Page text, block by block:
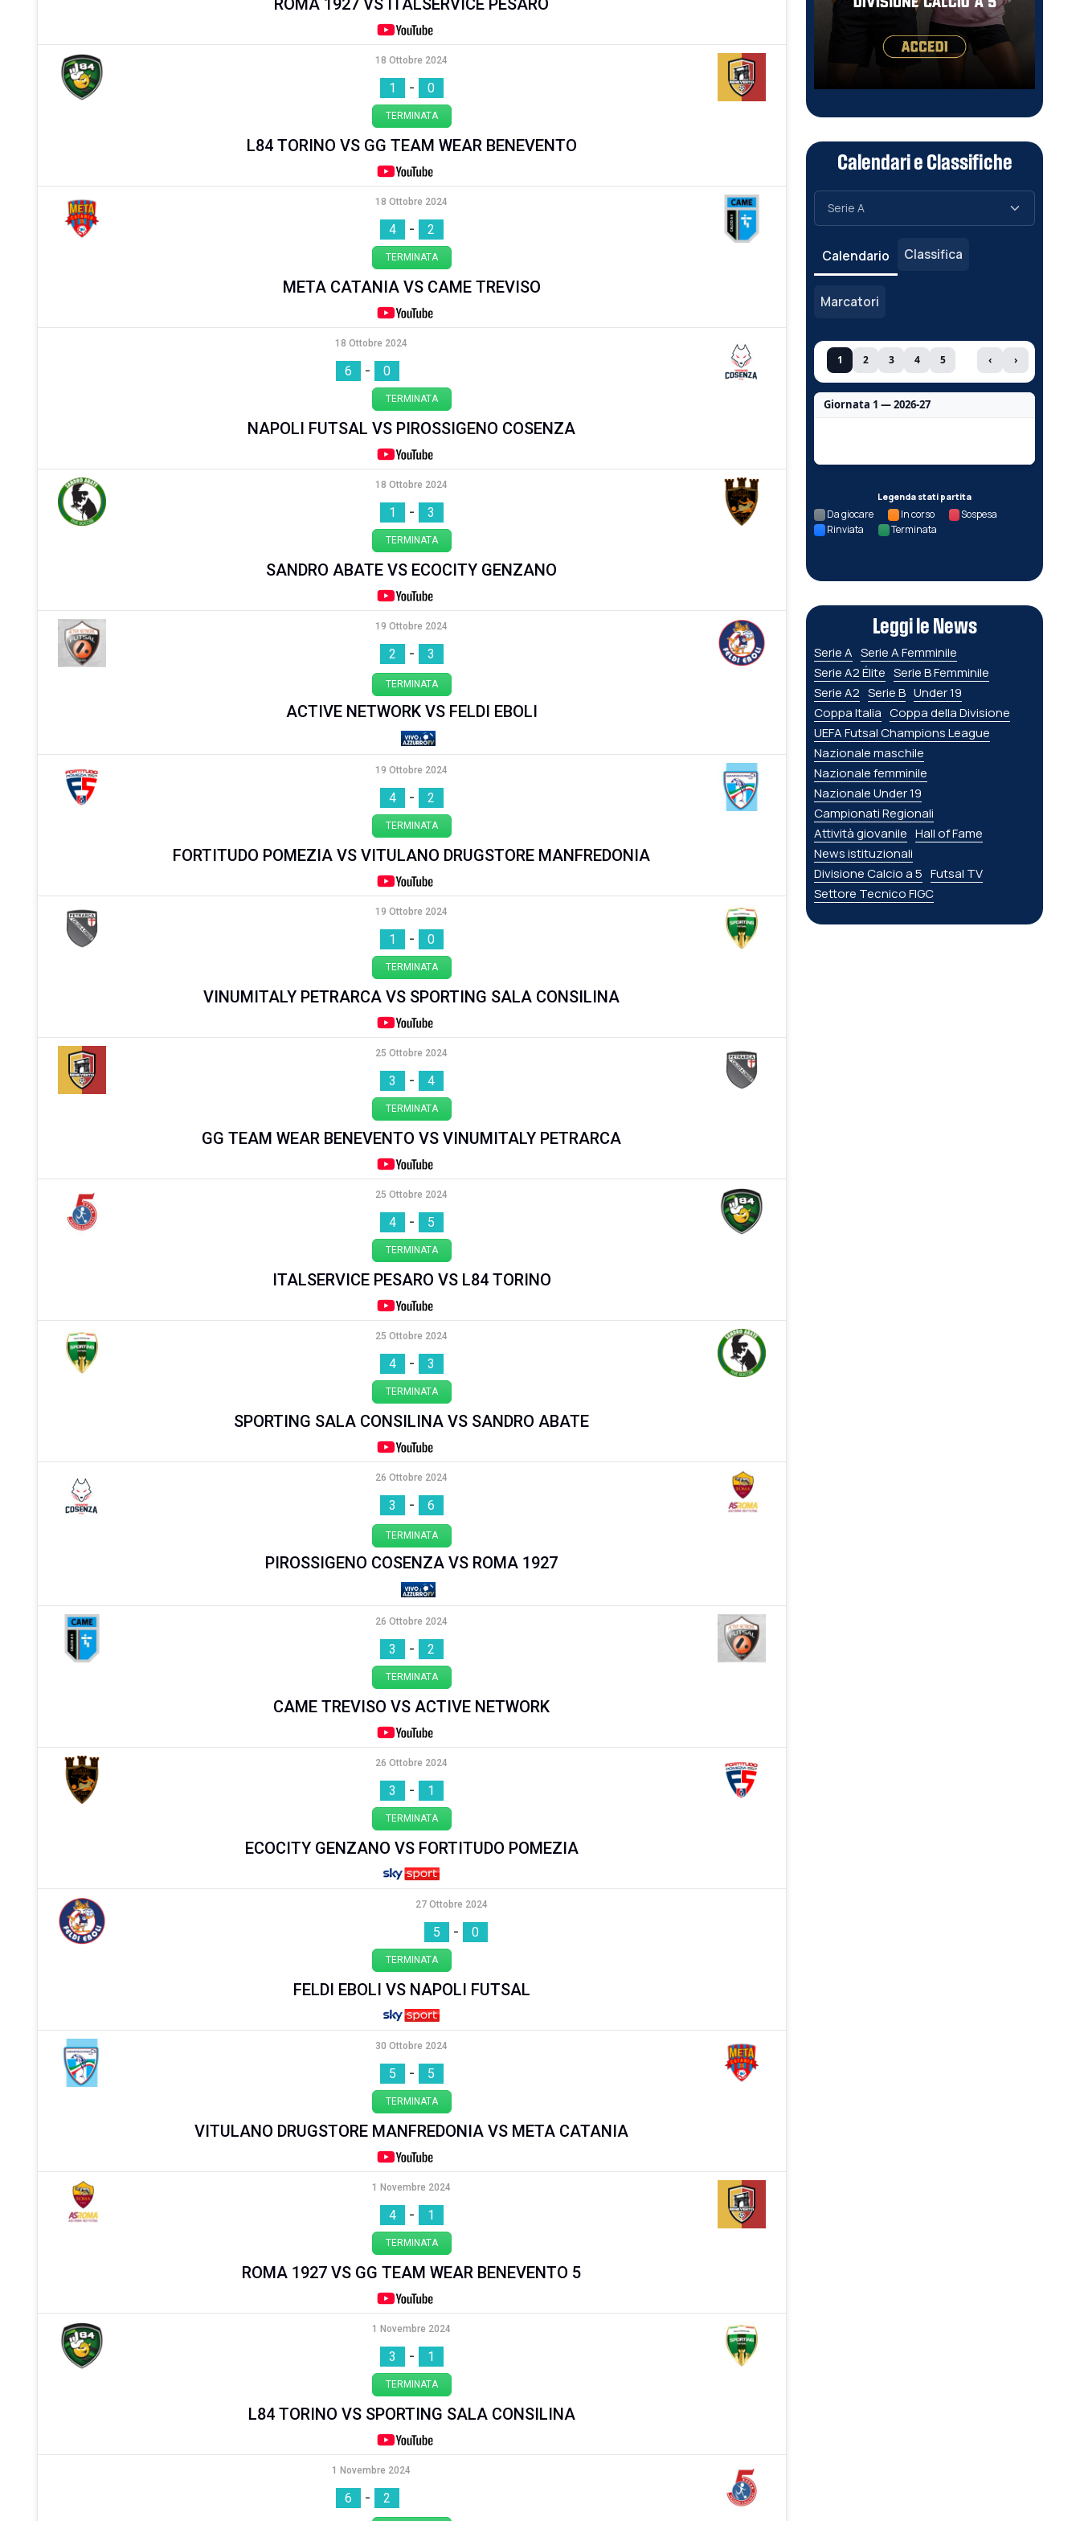
ROMA 1927 VS ITALSERVICE PESARO
18 Ottobre 2024
1 - 0
L84 TORINO VS GG TEAM WEAR BENEVENTO
TERMINATA
18 Ottobre 2024
4 - 2
META CATANIA VS CAME TREVISO
TERMINATA
18 Ottobre 2024
6 - 0
NAPOLI FUTSAL VS PIROSSIGENO COSENZA
TERMINATA
18 Ottobre 2024
1 - 3
SANDRO ABATE VS ECOCITY GENZANO
TERMINATA
19 Ottobre 2024
2 - 3
ACTIVE NETWORK VS FELDI EBOLI
TERMINATA
19 Ottobre 2024
4 - 2
FORTITUDO POMEZIA VS VITULANO DRUGSTORE MANFREDONIA
TERMINATA
19 Ottobre 2024
1 - 0
VINUMITALY PETRARCA VS SPORTING SALA CONSILINA
TERMINATA
25 Ottobre 2024
3 - 4
GG TEAM WEAR BENEVENTO VS VINUMITALY PETRARCA
TERMINATA
25 Ottobre 2024
4 - 5
ITALSERVICE PESARO VS L84 TORINO
TERMINATA
25 Ottobre 2024
4 - 3
SPORTING SALA CONSILINA VS SANDRO ABATE
TERMINATA
26 Ottobre 2024
3 - 6
PIROSSIGENO COSENZA VS ROMA 1927
TERMINATA
26 Ottobre 2024
3 - 2
CAME TREVISO VS ACTIVE NETWORK
TERMINATA
26 Ottobre 2024
3 - 1
ECOCITY GENZANO VS FORTITUDO POMEZIA
TERMINATA
27 Ottobre 2024
5 - 0
FELDI EBOLI VS NAPOLI FUTSAL
TERMINATA
30 Ottobre 2024
5 - 5
VITULANO DRUGSTORE MANFREDONIA VS META CATANIA
TERMINATA
1 Novembre 2024
4 - 1
ROMA 1927 VS GG TEAM WEAR BENEVENTO 5
TERMINATA
1 Novembre 2024
3 - 1
L84 TORINO VS SPORTING SALA CONSILINA
TERMINATA
1 Novembre 2024
6 - 2
Calendari e Classifiche
Calendario Classifica
Marcatori
1 2 3 4 5 ‹ ›
Giornata 1 — 2026-27
Legenda stati partita
Da giocare In corso
Sospesa
Rinviata
Terminata
Leggi le News
Serie A Serie A Femminile
Serie A2 Élite Serie B Femminile
Serie A2 Serie B Under 19
Coppa Italia Coppa della Divisione
UEFA Futsal Champions League
Nazionale maschile
Nazionale femminile
Nazionale Under 19
Campionati Regionali
Attività giovanile Hall of Fame
News istituzionali
Divisione Calcio a 5 Futsal TV
Settore Tecnico FIGC